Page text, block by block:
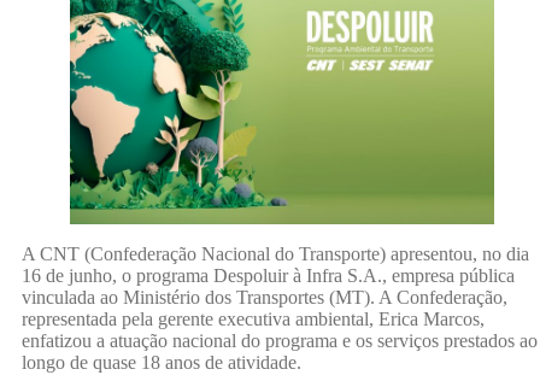
A CNT (Confederação Nacional do Transporte) apresentou, no dia
16 de junho, o programa Despoluir à Infra S.A., empresa pública
vinculada ao Ministério dos Transportes (MT). A Confederação,
representada pela gerente executiva ambiental, Erica Marcos,
enfatizou a atuação nacional do programa e os serviços prestados ao
longo de quase 18 anos de atividade.